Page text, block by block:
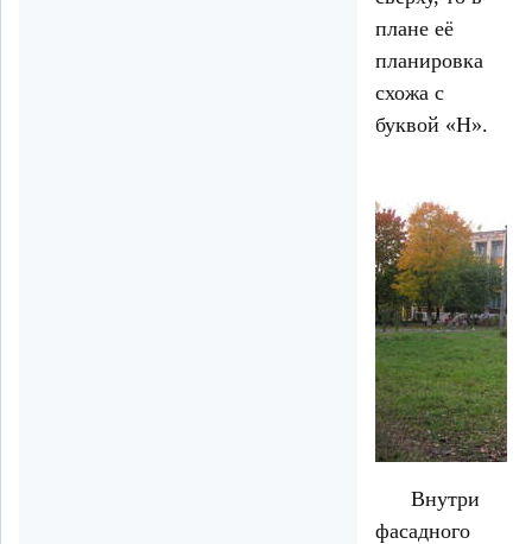
плане её
планировка
схожа с
буквой «Н».
Внутри
фасадного